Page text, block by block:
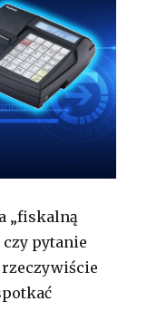
„fiskalną
czy pytanie